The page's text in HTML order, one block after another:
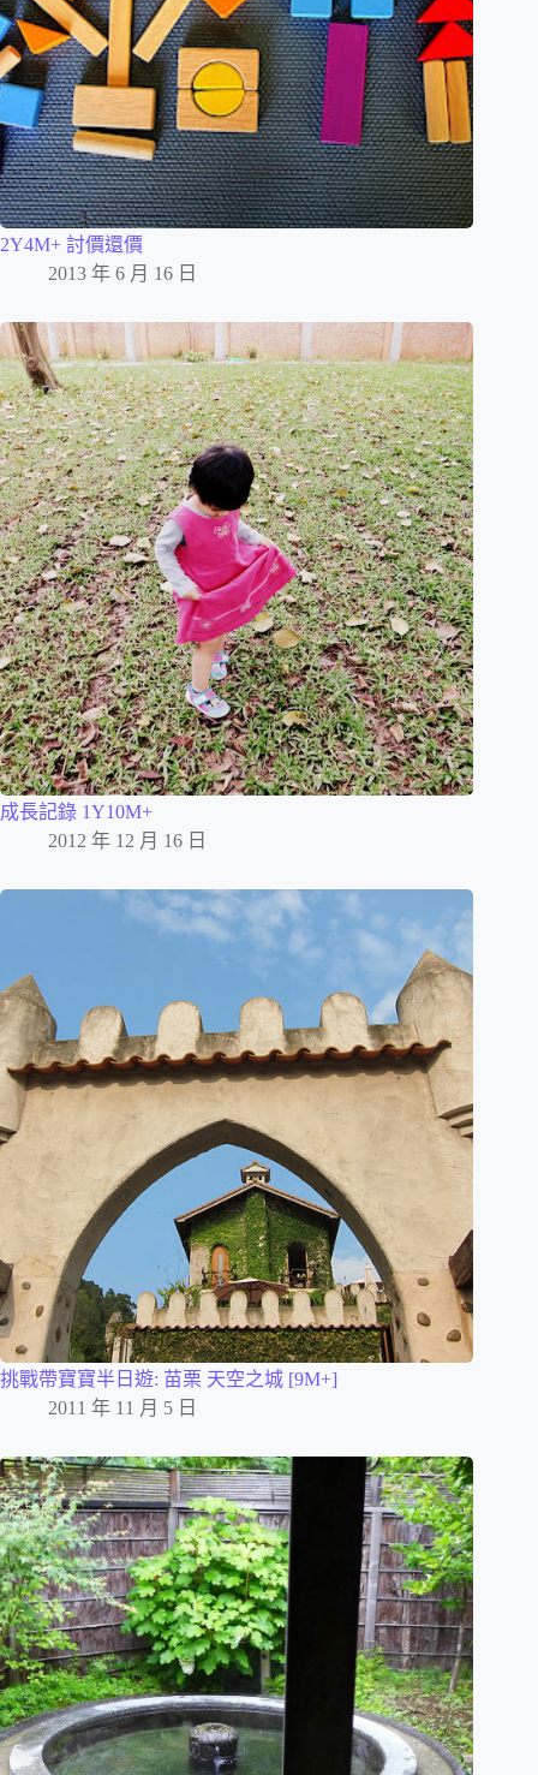
2Y4M+ 討價還價
2013 年 6 月 16 日
成長記錄 1Y10M+
2012 年 12 月 16 日
挑戰帶寶寶半日遊: 苗栗 天空之城 [9M+]
2011 年 11 月 5 日